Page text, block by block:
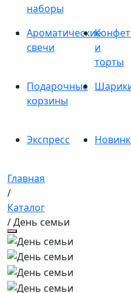
наборы
Ароматические
свечи
и
торты
Подарочные
корзины
Экспресс
Главная
/
Каталог
/ День семьи